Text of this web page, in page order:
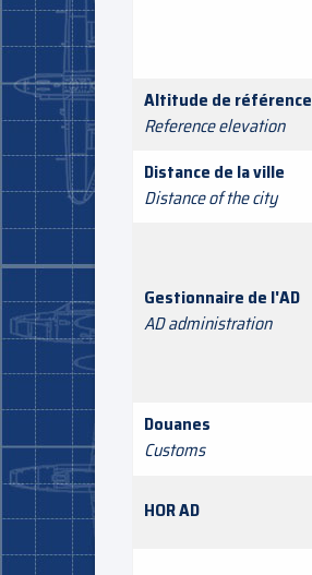
Altitude de référence
Reference elevation
Distance de la ville
Distance of the city
Gestionnaire de l'AD
AD administration
Douanes
Customs
HOR AD